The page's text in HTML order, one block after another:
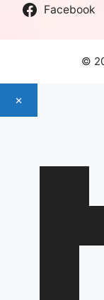
Facebook
©
×